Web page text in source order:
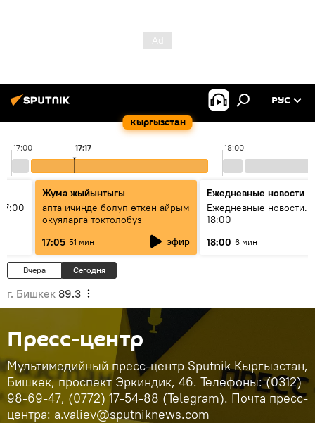
Кыргызстан
РУС
17:00 18:00
17:17
Жума жыйынтыгы
апта ичинде болуп өткөн айрым
окуяларга токтолобуз
17:05 51 мин эфир
Ежедневные новости
Ежедневные новости.
18:00
18:00 6 мин
Вчера Сегодня
г. Бишкек 89.3
Пресс-центр
Мультимедийный пресс-центр Sputnik Кыргызстан,
Бишкек, проспект Эркиндик, 46. Телефоны: (0312)
98-69-47, (0772) 17-54-88 (Telegram). Почта пресс-
центра: a.valiev@sputniknews.com